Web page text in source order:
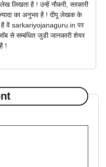
लिखता है ! उन्हें नौकरी, सरकारी
का अनुभव है ! दीपू लेखक के
है वें sarkariyojanaguru.in पर
से सम्बंधित जुडी जानकारी शेयर
!